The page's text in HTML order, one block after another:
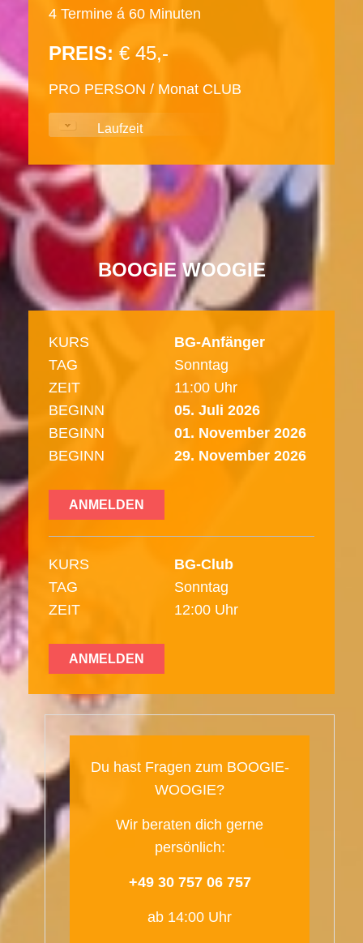
4 Termine á 60 Minuten
PREIS: € 45,-
PRO PERSON / Monat CLUB
Laufzeit
BOOGIE WOOGIE
KURS
BG-Anfänger
TAG
Sonntag
ZEIT
11:00 Uhr
BEGINN
05. Juli 2026
BEGINN
01. November 2026
BEGINN
29. November 2026
ANMELDEN
KURS
BG-Club
TAG
Sonntag
ZEIT
12:00 Uhr
ANMELDEN
Du hast Fragen zum BOOGIE-
WOOGIE?
Wir beraten dich gerne
persönlich:
+49 30 757 06 757
ab 14:00 Uhr